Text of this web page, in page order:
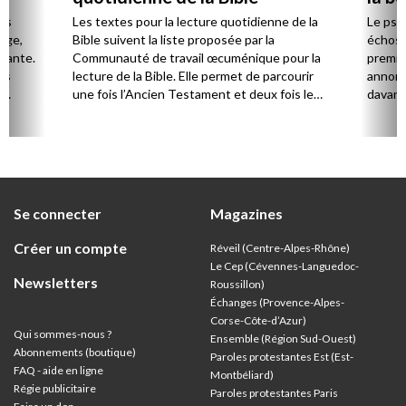
Les textes pour la lecture quotidienne de la
Bible suivent la liste proposée par la
Communauté de travail œcuménique pour la
lecture de la Bible. Elle permet de parcourir
une fois l’Ancien Testament et deux fois le
Le
échos
Se connecter
Créer un compte
Newsletters
Qui sommes-nous ?
Abonnements (boutique)
FAQ - aide en ligne
Régie publicitaire
Magazines
Réveil (Centre-Alpes-Rhône)
Le Cep (Cévennes-Languedoc-
Roussillon)
Échanges (Provence-Alpes-
Corse-Côte-d’Azur)
Ensemble (Région Sud-Ouest)
Paroles protestantes Est (Est-
Montbéliard)
Paroles protestantes Paris